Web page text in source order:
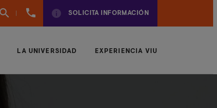
(+34)
SOLICITA INFORMACIÓN
LA UNIVERSIDAD EXPERIENCIA VIU